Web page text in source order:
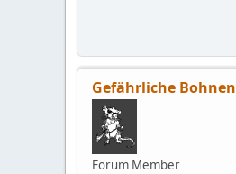
Gefährliche Bohnen
Forum Member